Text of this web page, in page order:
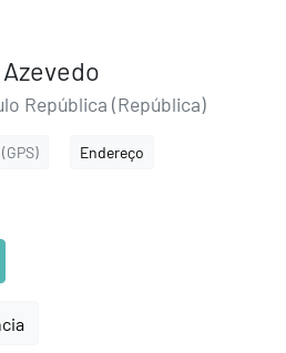
República (República)
(GPS) Endereço